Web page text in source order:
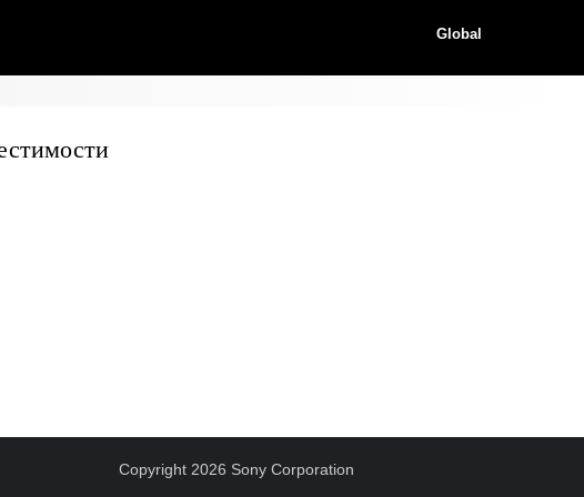
Global
Copyright 2026 Sony Corporation